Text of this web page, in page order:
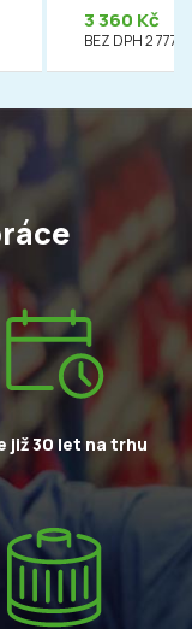
3 360 Kč
BEZ DPH 2 777
již 30 let na trhu